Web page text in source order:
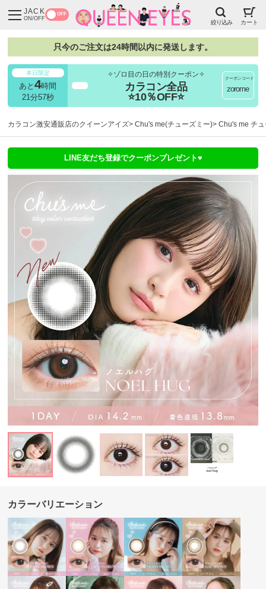
JACK
ON/OFF
OFF
絞り込み カート
只今のご注文は24時間以内に発送します。
本日限定
あと4時間
21分56秒
✧ゾロ目の日の特別クーポン✧
カラコン全品
⭐10％OFF⭐
クーポンコード
zorome
カラコン激安通販店のクイーンアイズ Chu's me(チューズミー) Chu's me チ
LINE友だち登録でクーポンプレゼント♥
カラーバリエーション